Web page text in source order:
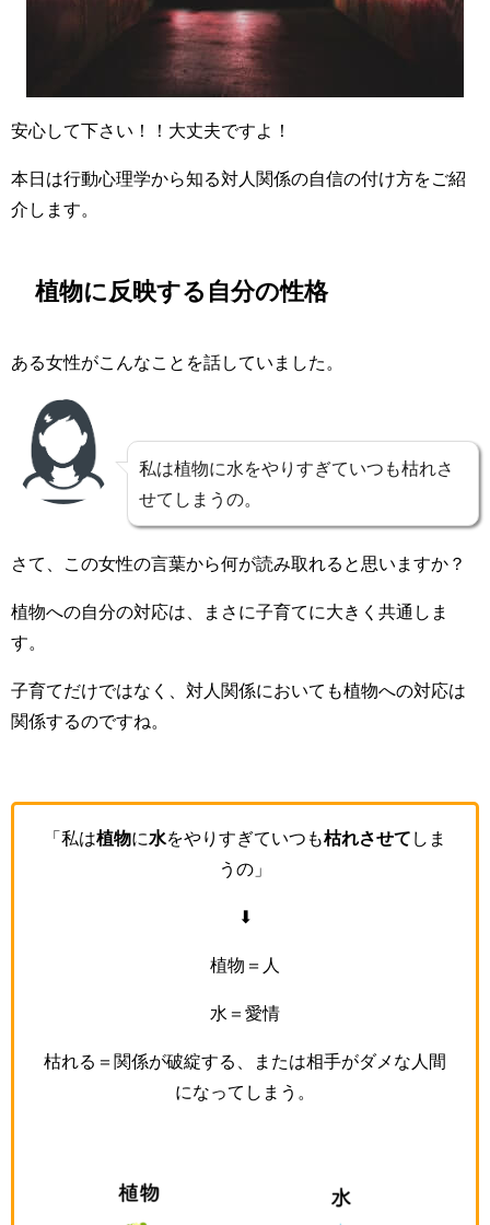
安心して下さい！！大丈夫ですよ！
本日は行動心理学から知る対人関係の自信の付け方をご紹
介します。
植物に反映する自分の性格
ある女性がこんなことを話していました。
私は植物に水をやりすぎていつも枯れさ
せてしまうの。
さて、この女性の言葉から何が読み取れると思いますか？
植物への自分の対応は、まさに子育てに大きく共通しま
す。
子育てだけではなく、対人関係においても植物への対応は
関係するのですね。
「私は植物に水をやりすぎていつも枯れさせて しま
うの」
⬇
植物＝人
水＝愛情
枯れる＝関係が破綻する、または相手がダメな人間
になってしまう。